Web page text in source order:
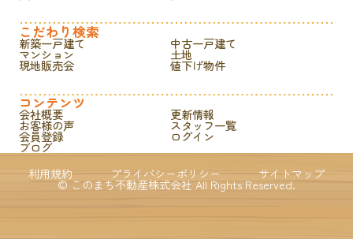
こだわり検索
新築一戸建て 中古一戸建て
マンション 土地
現地販売会 値下げ物件
コンテンツ
会社概要 更新情報
お客様の声 スタッフ一覧
会員登録 ログイン
ブログ
利用規約
プライバシーポリシー サイトマップ
© このまち不動産株式会社 All Rights Reserved.